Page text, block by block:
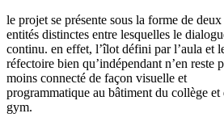
le projet se présente sous la forme de deux
entités distinctes entre lesquelles le
continu. en effet, l’îlot défini par l’aula et
réfectoire bien qu’indépendant n’en reste
moins connecté de façon visuelle et
programmatique au bâtiment du collège et
gym.